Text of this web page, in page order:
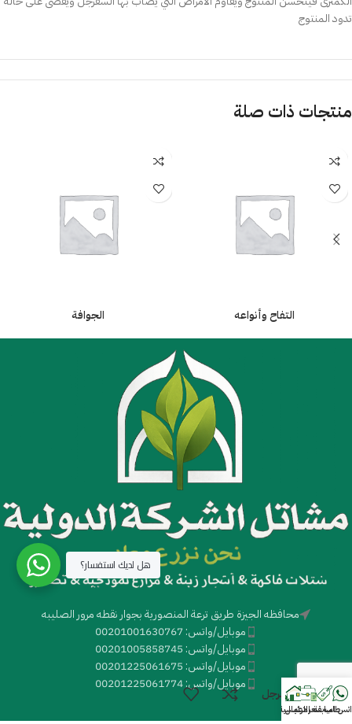
تدود المنتوج
منتجات ذات صلة
التفاح وأنواعه الجوافة
محافظه الجيزة طريق ترعة المنصورية بجوار نقطه مرور الصليبه
موبايل/واتس: 00201001630767
موبايل/واتس: 00201005858745
موبايل/واتس: 00201225061675
موبايل/واتس: 00201225061774
السفرجل
هل لديك استفسار؟
اب
طلب سعر
سابقة الاعمال
الرئيسية